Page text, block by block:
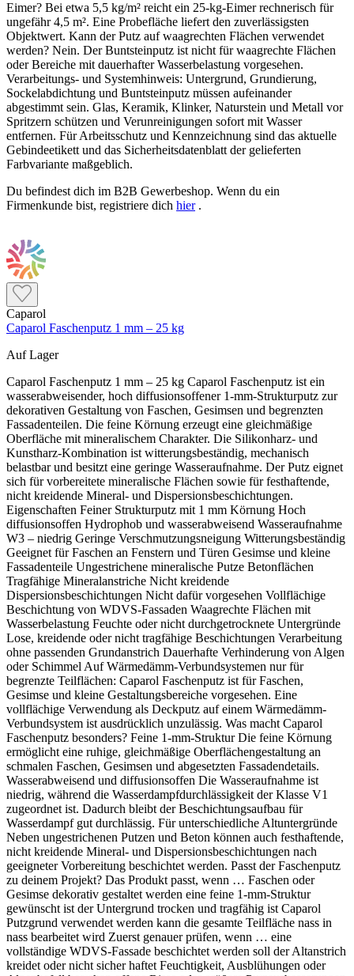
Eimer? Bei etwa 5,5 kg/m² reicht ein 25-kg-Eimer rechnerisch für
ungefähr 4,5 m². Eine Probefläche liefert den zuverlässigsten
Objektwert. Kann der Putz auf waagrechten Flächen verwendet
werden? Nein. Der Buntsteinputz ist nicht für waagrechte Flächen
oder Bereiche mit dauerhafter Wasserbelastung vorgesehen.
Verarbeitungs- und Systemhinweis: Untergrund, Grundierung,
Sockelabdichtung und Buntsteinputz müssen aufeinander
abgestimmt sein. Glas, Keramik, Klinker, Naturstein und Metall vor
Spritzern schützen und Verunreinigungen sofort mit Wasser
entfernen. Für Arbeitsschutz und Kennzeichnung sind das aktuelle
Gebindeetikett und das Sicherheitsdatenblatt der gelieferten
Farbvariante maßgeblich.
Du befindest dich im B2B Gewerbeshop. Wenn du ein
Firmenkunde bist, registriere dich hier.
Caparol
Caparol Faschenputz 1 mm – 25 kg
Auf Lager
Caparol Faschenputz 1 mm – 25 kg Caparol Faschenputz ist ein
wasserabweisender, hoch diffusionsoffener 1-mm-Strukturputz zur
dekorativen Gestaltung von Faschen, Gesimsen und begrenzten
Fassadenteilen. Die feine Körnung erzeugt eine gleichmäßige
Oberfläche mit mineralischem Charakter. Die Silikonharz- und
Kunstharz-Kombination ist witterungsbeständig, mechanisch
belastbar und besitzt eine geringe Wasseraufnahme. Der Putz eignet
sich für vorbereitete mineralische Flächen sowie für festhaftende,
nicht kreidende Mineral- und Dispersionsbeschichtungen.
Eigenschaften Feiner Strukturputz mit 1 mm Körnung Hoch
diffusionsoffen Hydrophob und wasserabweisend Wasseraufnahme
W3 – niedrig Geringe Verschmutzungsneigung Witterungsbeständig
Geeignet für Faschen an Fenstern und Türen Gesimse und kleine
Fassadenteile Ungestrichene mineralische Putze Betonflächen
Tragfähige Mineralanstriche Nicht kreidende
Dispersionsbeschichtungen Nicht dafür vorgesehen Vollflächige
Beschichtung von WDVS-Fassaden Waagrechte Flächen mit
Wasserbelastung Feuchte oder nicht durchgetrocknete Untergründe
Lose, kreidende oder nicht tragfähige Beschichtungen Verarbeitung
ohne passenden Grundanstrich Dauerhafte Verhinderung von Algen
oder Schimmel Auf Wärmedämm-Verbundsystemen nur für
begrenzte Teilflächen: Caparol Faschenputz ist für Faschen,
Gesimse und kleine Gestaltungsbereiche vorgesehen. Eine
vollflächige Verwendung als Deckputz auf einem Wärmedämm-
Verbundsystem ist ausdrücklich unzulässig. Was macht Caparol
Faschenputz besonders? Feine 1-mm-Struktur Die feine Körnung
ermöglicht eine ruhige, gleichmäßige Oberflächengestaltung an
schmalen Faschen, Gesimsen und abgesetzten Fassadendetails.
Wasserabweisend und diffusionsoffen Die Wasseraufnahme ist
niedrig, während die Wasserdampfdurchlässigkeit der Klasse V1
zugeordnet ist. Dadurch bleibt der Beschichtungsaufbau für
Wasserdampf gut durchlässig. Für unterschiedliche Altuntergründe
Neben ungestrichenen Putzen und Beton können auch festhaftende,
nicht kreidende Mineral- und Dispersionsbeschichtungen nach
geeigneter Vorbereitung beschichtet werden. Passt der Faschenputz
zu deinem Projekt? Das Produkt passt, wenn … Faschen oder
Gesimse dekorativ gestaltet werden eine feine 1-mm-Struktur
gewünscht ist der Untergrund trocken und tragfähig ist Caparol
Putzgrund verwendet werden kann die gesamte Teilfläche nass in
nass bearbeitet wird Zuerst genauer prüfen, wenn … eine
vollständige WDVS-Fassade beschichtet werden soll der Altanstrich
kreidet oder nicht sicher haftet Feuchtigkeit, Ausblühungen oder